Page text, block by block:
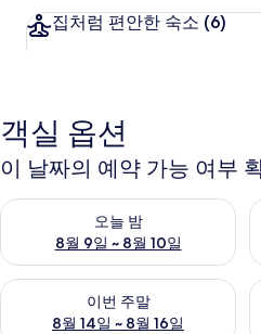
집처럼 편안한 숙소 (6)
객실 옵션
이 날짜의 예약 가능 여부
오늘 밤
8월 9일 ~ 8월 10일
오늘 밤 예약 가능 여부 확인, 8월 9
이번 주말
8월 14일 ~ 8월 16일
이번 주말 예약 가능 여부 확인, 8월